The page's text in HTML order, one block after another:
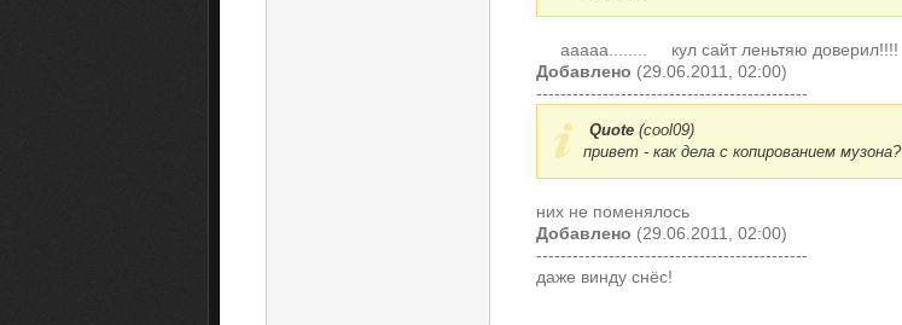
ааааа........
кул сайт леньтяю доверил!!!!
Добавлено (29.06.2011, 02:00)
---------------------------------------------
Quote (cool09)
привет - как дела с копированием музона?
них не поменялось
Добавлено (29.06.2011, 02:00)
---------------------------------------------
даже винду снёс!